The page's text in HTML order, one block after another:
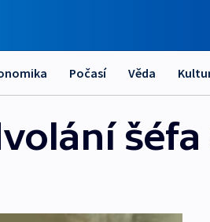
Počasí Věda